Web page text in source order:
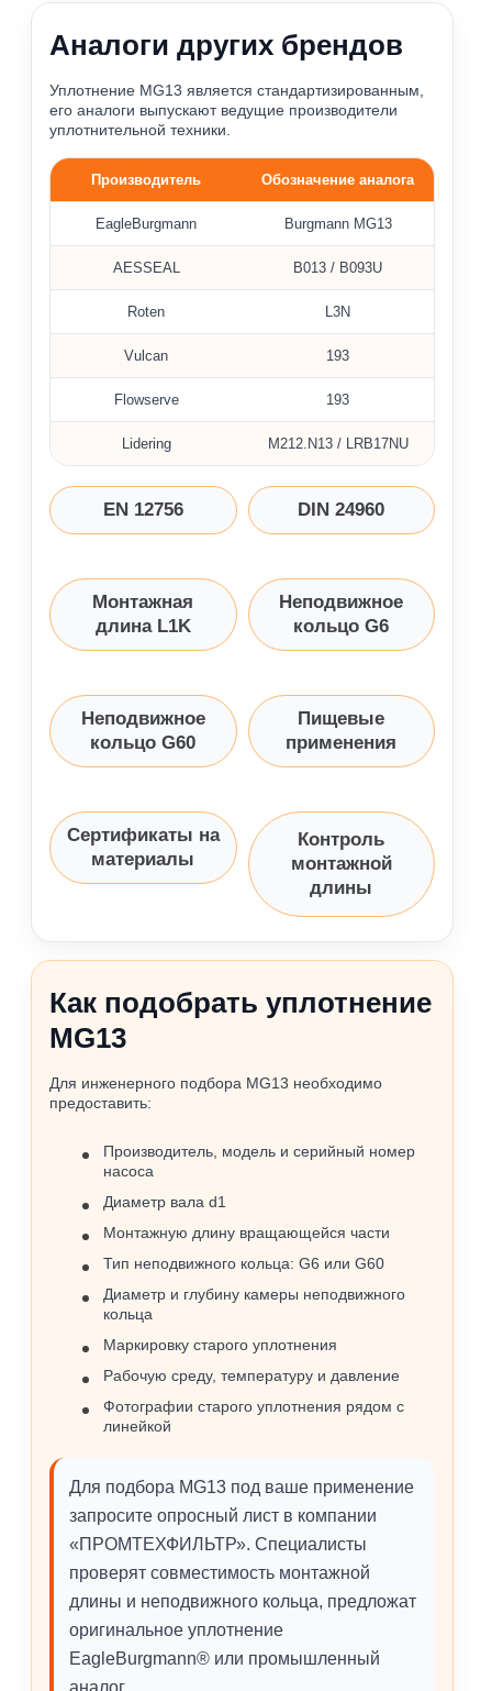
Аналоги других брендов
Уплотнение MG13 является стандартизированным,
его аналоги выпускают ведущие производители
уплотнительной техники.
Производитель Обозначение аналога
EagleBurgmann Burgmann MG13
AESSEAL B013 / B093U
Roten L3N
Vulcan 193
Flowserve 193
Lidering M212.N13 / LRB17NU
EN 12756 DIN 24960
Монтажная
длина L1K
Неподвижное
кольцо G6
Неподвижное
кольцо G60
Пищевые
применения
Сертификаты на
материалы
Контроль
монтажной
длины
Как подобрать уплотнение
MG13
Для инженерного подбора MG13 необходимо
предоставить:
Производитель, модель и серийный номер
насоса
Диаметр вала d1
Монтажную длину вращающейся части
Тип неподвижного кольца: G6 или G60
Диаметр и глубину камеры неподвижного
кольца
Маркировку старого уплотнения
Рабочую среду, температуру и давление
Фотографии старого уплотнения рядом с
линейкой
Для подбора MG13 под ваше применение
запросите опросный лист в компании
«ПРОМТЕХФИЛЬТР». Специалисты
проверят совместимость монтажной
длины и неподвижного кольца, предложат
оригинальное уплотнение
EagleBurgmann® или промышленный
аналог.